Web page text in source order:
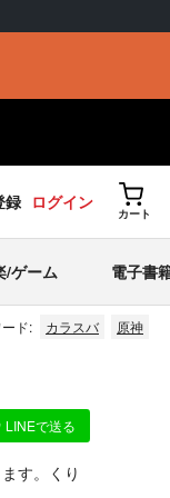
録 ログイン
カート
/ゲーム 電子書
ード: カラスバ 原神
LINEで送る
す。くり